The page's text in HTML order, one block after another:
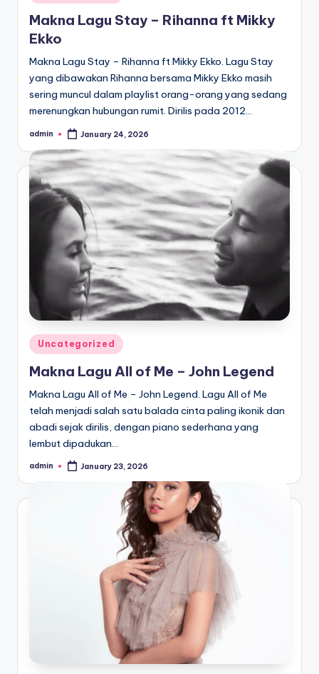
in
Makna Lagu Stay – Rihanna ft Mikky
Ekko
Makna Lagu Stay – Rihanna ft Mikky Ekko. Lagu Stay
yang dibawakan Rihanna bersama Mikky Ekko masih
sering muncul dalam playlist orang-orang yang sedang
merenungkan hubungan rumit. Dirilis pada 2012…
Posted
admin January 24, 2026
Posted
in
Uncategorized
Makna Lagu All of Me – John Legend
Makna Lagu All of Me – John Legend. Lagu All of Me
telah menjadi salah satu balada cinta paling ikonik dan
abadi sejak dirilis, dengan piano sederhana yang
lembut dipadukan…
Posted
admin January 23, 2026